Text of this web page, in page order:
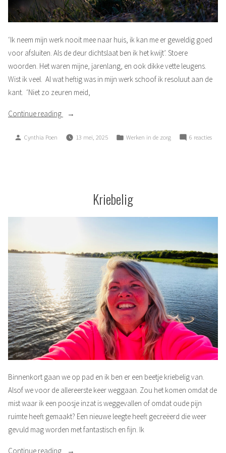
‘Ik neem mijn werk nooit mee naar huis, ik kan me er geweldig goed
voor afsluiten. Als de deur dichtslaat ben ik het kwijt’. Stoere
woorden. Het waren mijne, jarenlang, en ook dikke vette leugens.
Wist ik veel. Al wat heftig was in mijn werk schoof ik resoluut aan de
kant. ‘Niet zo zeuren meid,
Continue reading “Leugens”
Posted
Cynthia Poen 13 mei, 2025
Posted
Werken in de zorg 6 reactiesop
Kriebelig
Binnenkort gaan we op pad en ik ben er een beetje kriebelig van.
Alsof we voor de allereerste keer weggaan. Zou het komen omdat de
mist waar ik een poosje inzat is weggevallen of omdat oude pijn
ruimte heeft gemaakt? Een nieuwe leegte heeft gecreëerd die weer
gevuld mag worden met fantastisch en fijn. Ik
Continue reading “Kriebelig”